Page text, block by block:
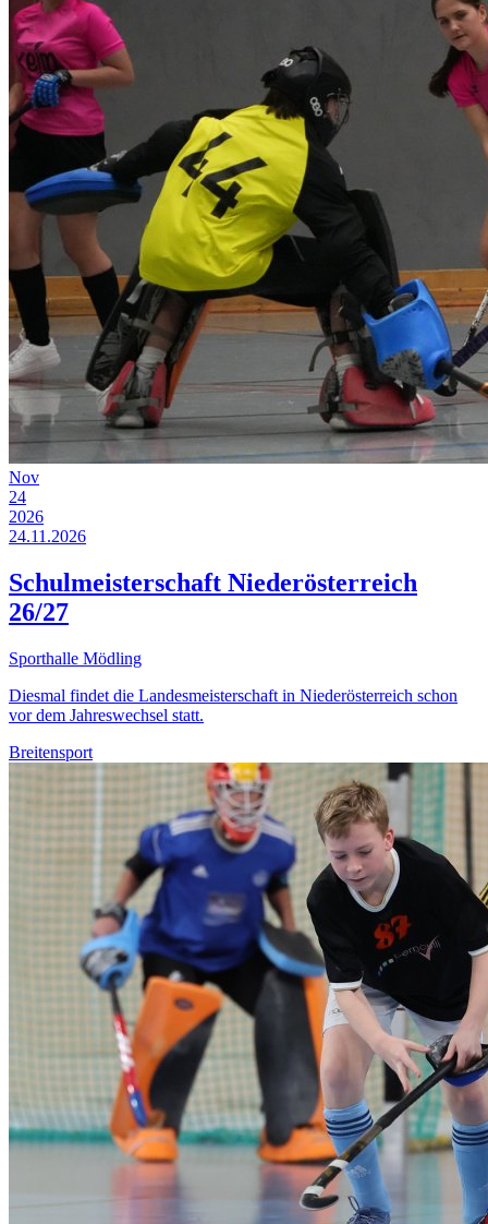
Nov
24
2026
24.11.2026
Schulmeisterschaft Niederösterreich
26/27
Sporthalle Mödling
Diesmal findet die Landesmeisterschaft in Niederösterreich schon
vor dem Jahreswechsel statt.
Breitensport